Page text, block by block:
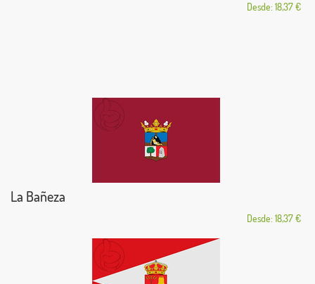
Desde: 18,37 €
La Bañeza
Desde: 18,37 €